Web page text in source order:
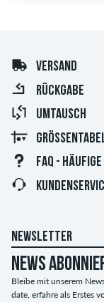
VERSAND
RÜCKGABE
UMTAUSCH
FAQ - HÄUFIGE
NEWSLETTER
News
Bleibe mit unserem
date, erfahre als Erstes